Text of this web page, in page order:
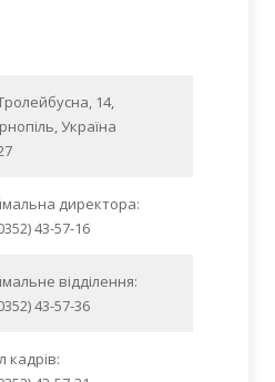
14,
Україна
директора:
43-57-16
відділення:
43-57-36
кадрів: